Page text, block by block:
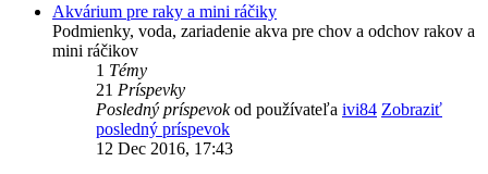
Akvárium pre raky a mini ráčiky
Podmienky, voda, zariadenie akva pre chov a odchov rakov a
mini ráčikov
1 Témy
21 Príspevky
Posledný príspevokod používateľa ivi84 Zobraziť
posledný príspevok
12 Dec 2016, 17:43